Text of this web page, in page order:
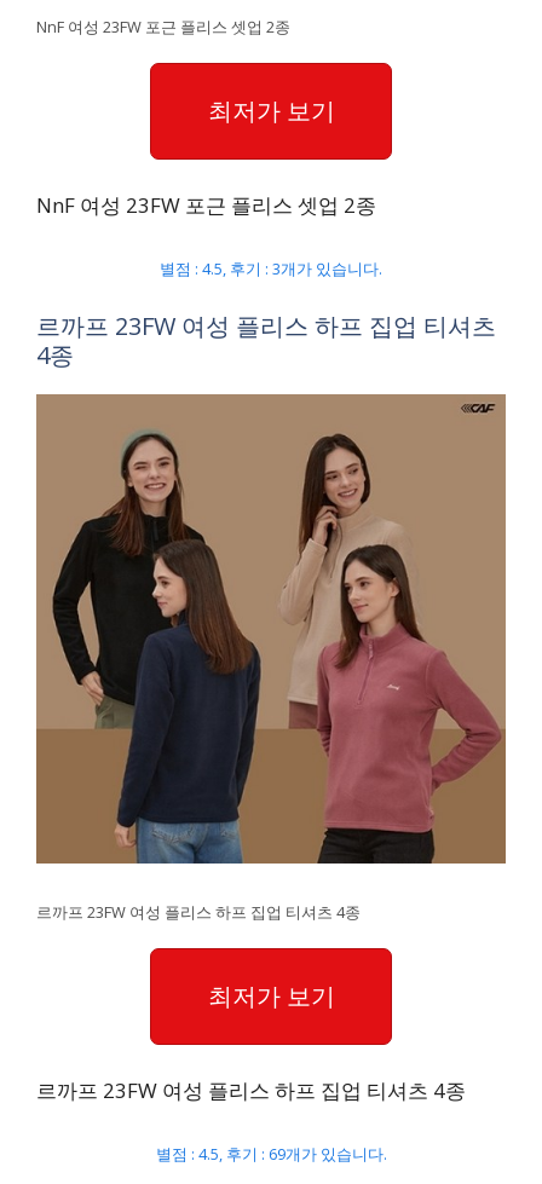
NnF 여성 23FW 포근 플리스 셋업 2종
최저가 보기
NnF 여성 23FW 포근 플리스 셋업 2종
별점 : 4.5, 후기 : 3개가 있습니다.
르까프 23FW 여성 플리스 하프 집업 티셔츠
4종
르까프 23FW 여성 플리스 하프 집업 티셔츠 4종
최저가 보기
르까프 23FW 여성 플리스 하프 집업 티셔츠 4종
별점 : 4.5, 후기 : 69개가 있습니다.